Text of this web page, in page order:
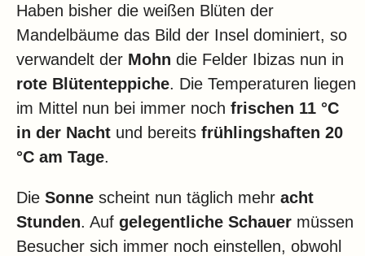
Haben bisher die weißen Blüten der
Mandelbäume das Bild der Insel dominiert, so
verwandelt der Mohn die Felder Ibizas nun in
rote Blütenteppiche. Die Temperaturen liegen
im Mittel nun bei immer noch frischen 11 °C
in der Nacht und bereits frühlingshaften 20
°C am Tage.
Die Sonne scheint nun täglich mehr acht
Stunden. Auf gelegentliche Schauer müssen
Besucher sich immer noch einstellen, obwohl